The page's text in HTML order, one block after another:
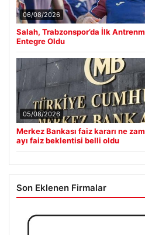
06/08/2026
Salah, Trabzonspor’da İlk
Entegre Oldu
05/08/2026
Merkez Bankası faiz kararı ne
ayı faiz beklentisi belli oldu
Son Eklenen Firmalar